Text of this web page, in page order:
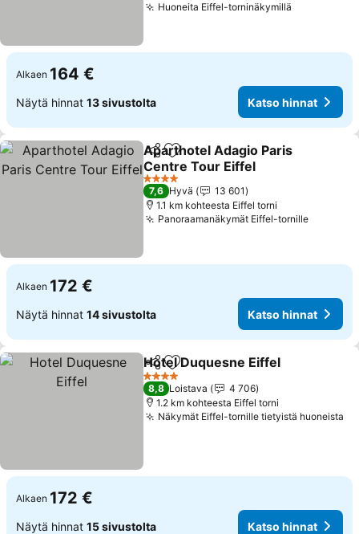
Huoneita Eiffel-torninäkymillä
Alkaen 164 €
Näytä hinnat 13 sivustolta Katso hinnat
Jaa Lisää suosikkeihin
Aparthotel Adagio Paris
Centre Tour Eiffel
4 Tähtiluokitus
7,6 Hyvä
13 601
1.1 km kohteesta Eiffel torni
Panoraamanäkymät Eiffel-tornille
Alkaen 172 €
Näytä hinnat 14 sivustolta Katso hinnat
Jaa Lisää suosikkeihin
Hotel Duquesne Eiffel
4 Tähtiluokitus
8,8 Loistava
4 706
1.2 km kohteesta Eiffel torni
Näkymät Eiffel-tornille tietyistä huoneista
Alkaen 172 €
Näytä hinnat 15 sivustolta Katso hinnat